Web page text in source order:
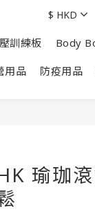
訓練板 Body
用品 防疫用品
$ HKD
瑜珈